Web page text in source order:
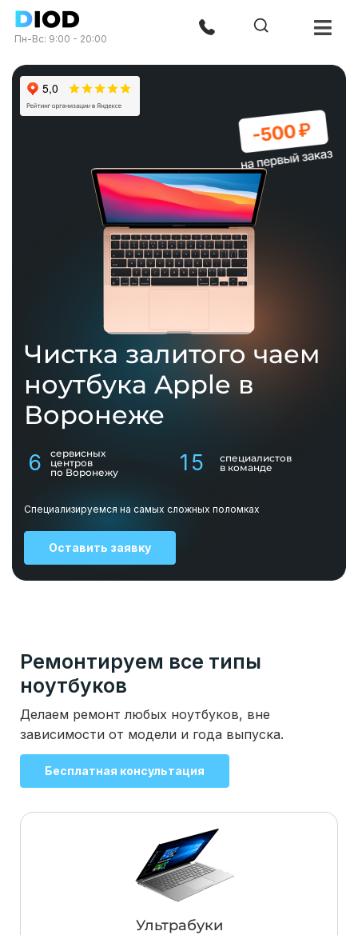
Пн-Вс: 9:00 - 20:00
Чистка залитого чаем
ноутбука Apple в
Воронеже
6
сервисных
центров
по Воронежу
15
специалистов
в команде
Специализируемся на самых сложных поломках
Оставить заявку
Ремонтируем все типы
ноутбуков
Делаем ремонт любых ноутбуков, вне
зависимости от модели и года выпуска.
Бесплатная консультация
Ультрабуки